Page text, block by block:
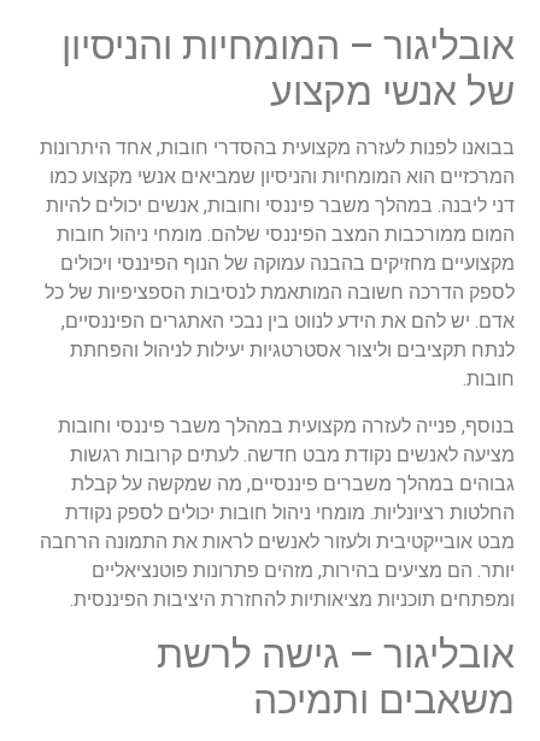
אובליגור – המומחיות והניסיון
של אנשי מקצוע
בבואנו לפנות לעזרה מקצועית בהסדרי חובות, אחד היתרונות
המרכזיים הוא המומחיות והניסיון שמביאים אנשי מקצוע כמו
דני ליבנה. במהלך משבר פיננסי וחובות, אנשים יכולים להיות
המום ממורכבות המצב הפיננסי שלהם. מומחי ניהול חובות
מקצועיים מחזיקים בהבנה עמוקה של הנוף הפיננסי ויכולים
לספק הדרכה חשובה המותאמת לנסיבות הספציפיות של כל
אדם. יש להם את הידע לנווט בין נבכי האתגרים הפיננסיים,
לנתח תקציבים וליצור אסטרטגיות יעילות לניהול והפחתת
חובות.
בנוסף, פנייה לעזרה מקצועית במהלך משבר פיננסי וחובות
מציעה לאנשים נקודת מבט חדשה. לעתים קרובות רגשות
גבוהים במהלך משברים פיננסיים, מה שמקשה על קבלת
החלטות רציונליות. מומחי ניהול חובות יכולים לספק נקודת
מבט אובייקטיבית ולעזור לאנשים לראות את התמונה הרחבה
יותר. הם מציעים בהירות, מזהים פתרונות פוטנציאליים
ומפתחים תוכניות מציאותיות להחזרת היציבות הפיננסית.
אובליגור – גישה לרשת
משאבים ותמיכה